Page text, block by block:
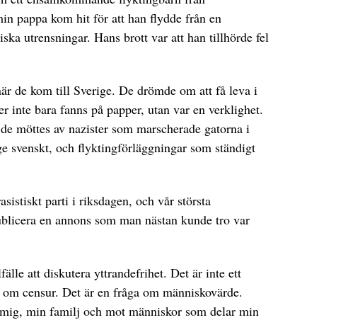
pappa kom hit för att han flydde från en
utrensningar. Hans brott var att han tillhörde fel
de kom till Sverige. De drömde om att få leva i
inte bara fanns på papper, utan var en verklighet.
möttes av nazister som marscherade gatorna i
svenskt, och flyktingförläggningar som ständigt
parti i riksdagen, och vår största
en annons som man nästan kunde tro var
att diskutera yttrandefrihet. Det är inte ett
censur. Det är en fråga om människovärde.
min familj och mot människor som delar min